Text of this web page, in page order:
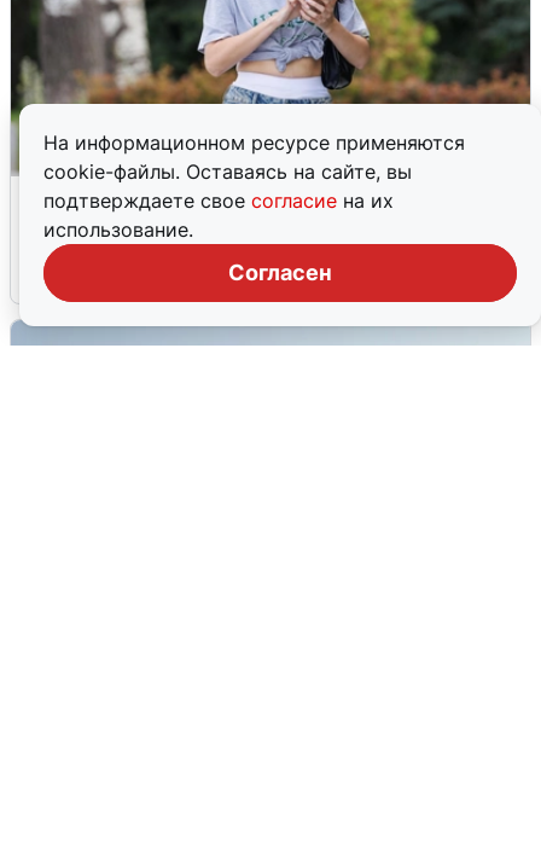
На информационном ресурсе применяются
cookie-файлы. Оставаясь на сайте, вы
подтверждаете свое согласие на их
использование.
Согласен
Волгоградцы остались без
мобильного интернета
6 августа